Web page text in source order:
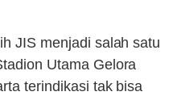
JIS menjadi salah satu
Utama Gelora
terindikasi tak bisa